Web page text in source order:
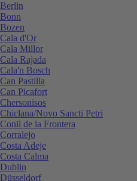
Berlin
Bonn
Bozen
Cala d'Or
Cala Millor
Cala Rajada
Cala'n Bosch
Can Pastilla
Can Picafort
Chersonisos
Chiclana/Novo Sancti Petri
Conil de la Frontera
Corralejo
Costa Adeje
Costa Calma
Dublin
Düsseldorf